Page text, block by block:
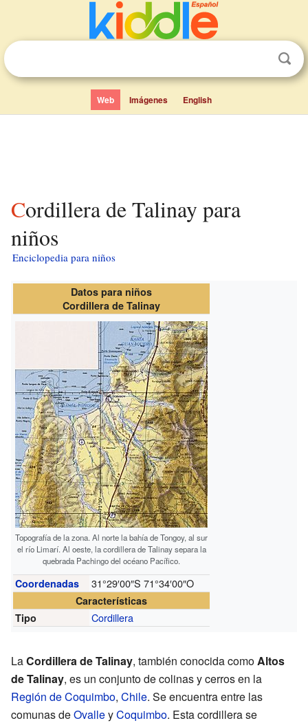
Web Imágenes English
Cordillera de Talinay para
niños
Enciclopedia para niños
Datos para niños
Cordillera de Talinay
Topografía de la zona. Al norte la bahía de Tongoy, al sur
el río Limarí. Al oeste, la cordillera de Talinay separa la
quebrada Pachingo del océano Pacífico.
Coordenadas 31°29′00″S 71°34′00″O
Características
Tipo
Cordillera
LaCordillera de Talinay, también conocida comoAltos
de Talinay, es un conjunto de colinas y cerros en la
Región de Coquimbo, Chile. Se encuentra entre las
comunas deOvalleyCoquimbo. Esta cordillera se